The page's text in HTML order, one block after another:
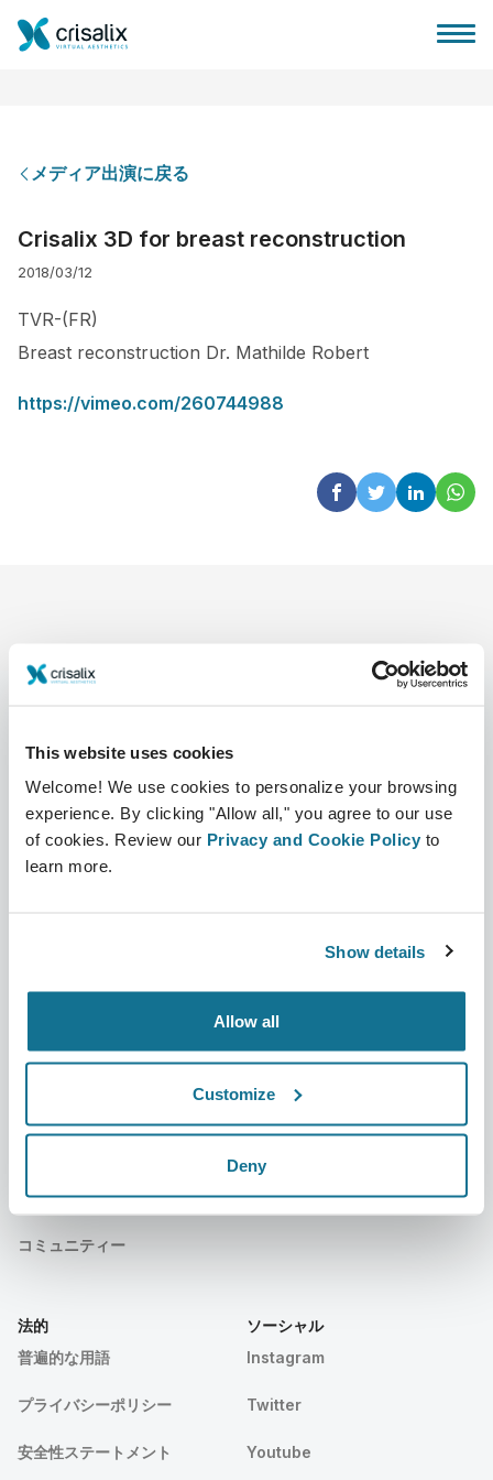
This website uses cookies
Welcome! We use cookies to personalize your browsing
experience. By clicking "Allow all," you agree to our use
of cookies. Review our Privacy and Cookie Policy to
learn more.
Show details
Allow all
Customize
Deny
3Dビジネスプラットフォーム
サブスクリプションプラン
患者様のレビュー
メディア出演に戻る
Crisalix 3D for breast reconstruction
2018/03/12
TVR-(FR)
Breast reconstruction Dr. Mathilde Robert
https://vimeo.com/260744988
事業内容
イベント
外科医ホーム
3Dビジネスプラットフォーム
患者様のレビュー
Customer Stories
患者様
CRISALIX外科医を探す
コミュニティー
ヘルプセンター
法的
普遍的な用語
プライバシーポリシー
安全性ステートメント
ソーシャル
Instagram
Twitter
Youtube